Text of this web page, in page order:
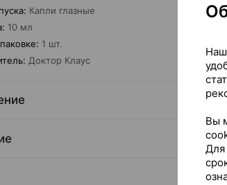
: Капли глазные
: 10 мл
: 1 шт.
: Доктор Клаус
Наш
Вы
Для